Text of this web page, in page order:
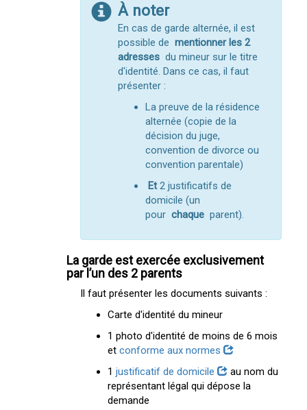
À noter
En cas de garde alternée, il est
possible dementionner les 2
adresses du mineur sur le titre
d'identité. Dans ce cas, il faut
présenter :
La preuve de la résidence
alternée (copie de la
décision du juge,
convention de divorce ou
convention parentale)
Et2 justificatifs de
domicile (un
pourchaque parent).
La garde est exercée exclusivement
par l’un des 2 parents
Il faut présenter les documents suivants :
Carte d'identité du mineur
1 photo d'identité de moins de 6 mois
etconforme aux normes
1justificatif de domicile
au nom du
représentant légal qui dépose la
demande